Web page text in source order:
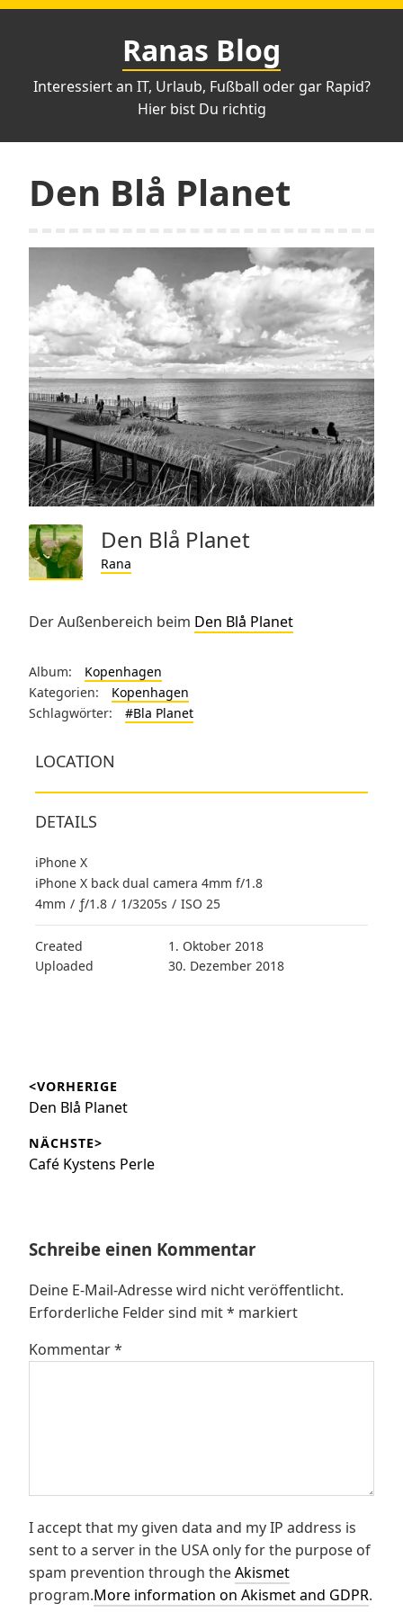
Zum
Ranas Blog
Interessiert an IT, Urlaub, Fußball oder gar Rapid?
Hier bist Du richtig
Den Blå Planet
Den Blå Planet
Rana
Der Außenbereich beim Den Blå Planet
Album:
Kopenhagen
Kategorien:
Kopenhagen
Schlagwörter:
#Bla Planet
LOCATION
DETAILS
iPhone X
iPhone X back dual camera 4mm f/1.8
4mm / ƒ/1.8 / 1/3205s / ISO 25
Created
1. Oktober 2018
Uploaded
30. Dezember 2018
<VORHERIGE
Vorheriger
Den Blå Planet
NÄCHSTE>
Nächster
Café Kystens Perle
Schreibe einen Kommentar
Deine E-Mail-Adresse wird nicht veröffentlicht.
Erforderliche Felder sind mit* markiert
Kommentar*
I accept that my given data and my IP address is
sent to a server in the USA only for the purpose of
spam prevention through theAkismet
program.More information on Akismet and GDPR.